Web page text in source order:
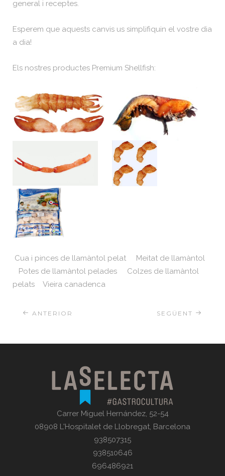
general i receptes.
Esperem que aquests canvis us simplifiquin el vostre dia
a dia!
Els nostres productes Premium Shellfish:
Cua i pinces de llamàntol pelat Meitat de llamàntol
Potes de llamàntol pelades Colzes de llamàntol
pelats Vieira canadenca
ANTERIOR SEGÜENT
Carrer Miguel Hernández, 52-54
08908 L'Hospitalet de Llobregat, Barcelona
938507315
938510646
696486921